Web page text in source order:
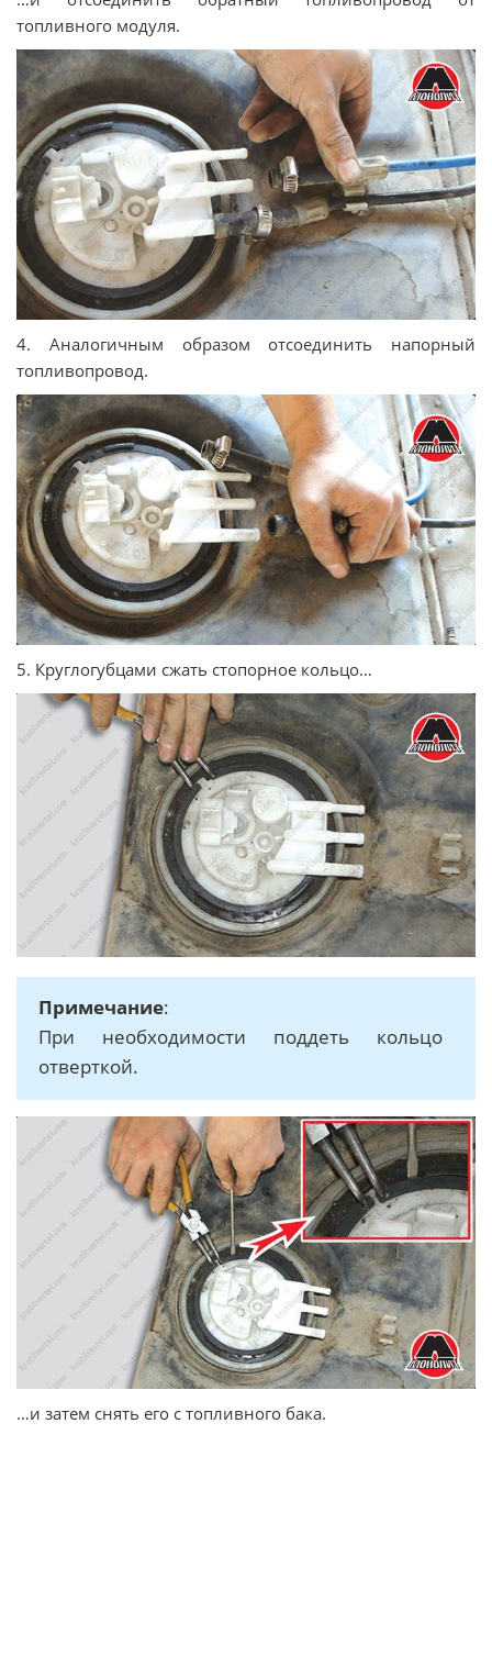
топливного модуля.
4. Аналогичным образом отсоединить напорный
топливопровод.
5. Круглогубцами сжать стопорное кольцо…
Примечание:
При необходимости поддеть кольцо
отверткой.
…и затем снять его с топливного бака.